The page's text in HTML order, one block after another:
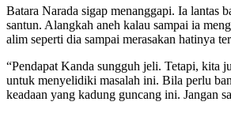
Batara Narada sigap menanggapi. Ia lantas
santun. Alangkah aneh kalau sampai ia
alim seperti dia sampai merasakan hatinya
“Pendapat Kanda sungguh jeli. Tetapi, kita
untuk menyelidiki masalah ini. Bila perlu
keadaan yang kadung guncang ini. Jangan